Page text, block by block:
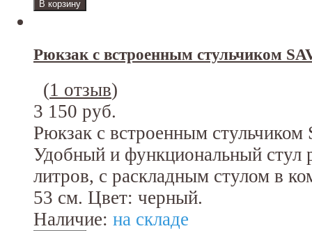
Рюкзак с встроенным стульчиком
(1 отзыв)
3 150 руб.
Рюкзак с встроенным
Удобный и функциональный стул
литров, с раскладным стулом в
53 см. Цвет: черный.
Наличие: на складе